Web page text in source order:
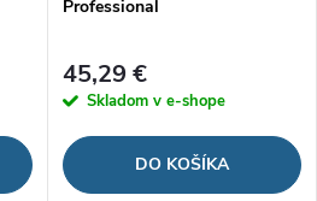
Professional
45,29 €
Skladom v e-shope
DO KOŠÍKA